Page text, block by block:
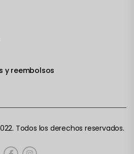
y reembolsos
Todos los derechos reservados.